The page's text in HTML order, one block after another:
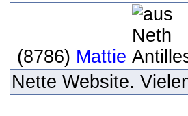
(8786) Mattie
Nette Website.